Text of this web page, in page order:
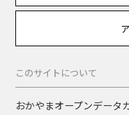
このサイトについて
おかやまオープンデータ